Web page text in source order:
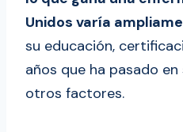
Unidos varía
su educación,
años que ha pasado
otros factores.